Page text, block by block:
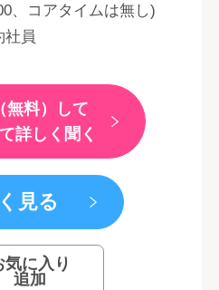
、コアタイムは無し)
社員
無料）して
詳しく聞く
見る
気に入り
追加